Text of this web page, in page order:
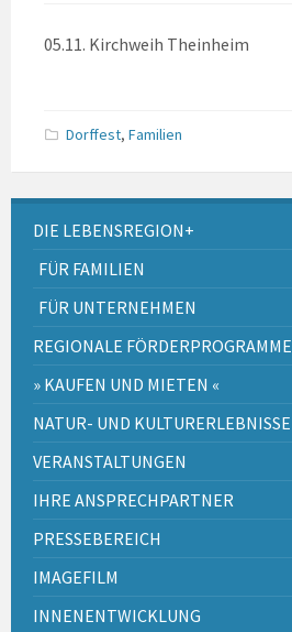
05.11. Kirchweih Theinheim
Dorffest, Familien
DIE LEBENSREGION+
FÜR FAMILIEN
FÜR UNTERNEHMEN
REGIONALE FÖRDERPROGRAMME
» KAUFEN UND MIETEN «
NATUR- UND KULTURERLEBNISSE
VERANSTALTUNGEN
IHRE ANSPRECHPARTNER
PRESSEBEREICH
IMAGEFILM
INNENENTWICKLUNG